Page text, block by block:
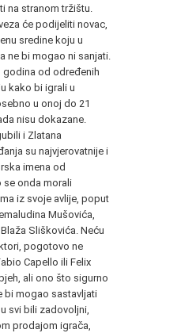
na stranom tržištu.
će podijeliti novac,
sredine koju u
ne bi mogao ni sanjati.
godina od određenih
kako bi igrali u
u onoj do 21
nisu dokazane.
i Zlatana
su najvjerovatnije i
imena od
se onda morali
iz svoje avlije, poput
Mušovića,
Sliškovića. Neću
pogotovo ne
Capello ili Felix
ali ono što sigurno
bi mogao sastavljati
svi bili zadovoljni,
prodajom igrača,